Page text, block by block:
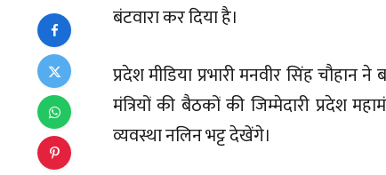
बंटवारा कर दिया है।
प्रदेश मीडिया प्रभारी मनवीर सिंह
मंत्रियों की बैठकों की जिम्मेदारी प्रदेश
व्यवस्था नलिन भट्ट देखेंगे।